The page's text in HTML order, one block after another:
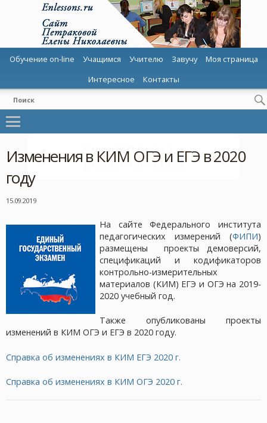
Обучение on-line Учащимся Учителю Завучу
Моя страница
Интересное
Контакты
Изменения в КИМ ОГЭ и ЕГЭ в 2020
году
15.09.2019
На сайте Федерального института
педагогических измерений (ФИПИ)
размещены проекты демоверсий,
спецификаций и кодификаторов
контрольно-измерительных
материалов (КИМ) ЕГЭ и ОГЭ на 2019-
2020 учебный год.
Также опубликованы проекты
изменений в КИМ ОГЭ и ЕГЭ в 2020 году.
Справка об изменениях в КИМ ЕГЭ 2020 г.
Справка об изменениях в КИМ ОГЭ 2020 г.